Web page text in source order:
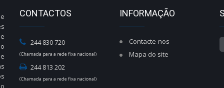
CONTACTOS
244 830 720
(Chamada para a rede fixa nacional)
244 813 202
(Chamada para a rede fixa nacional)
INFORMAÇÃO
Contacte-nos
Mapa do site